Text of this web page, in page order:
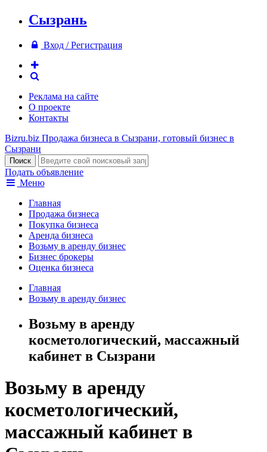
Сызрань
Вход / Регистрация
Реклама на сайте
О проекте
Контакты
Bizru.biz Продажа бизнеса в Сызрани, готовый бизнес в
Сызрани
Подать объявление
Меню
Главная
Продажа бизнеса
Покупка бизнеса
Аренда бизнеса
Возьму в аренду бизнес
Бизнес брокеры
Оценка бизнеса
Главная
Возьму в аренду бизнес
Возьму в аренду
косметологический, массажный
кабинет в Сызрани
Возьму в аренду
косметологический,
массажный кабинет в